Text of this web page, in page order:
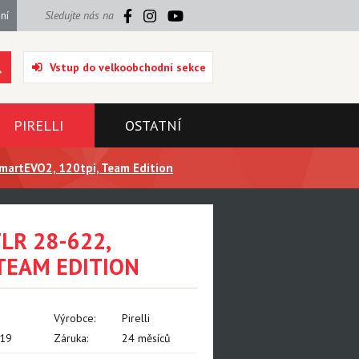
Sledujte nás na
Vstup do velkoobchodní sekce
PIRELLI OSTATNÍ
120tpi, Team Edition
28-622,
EDITION
Výrobce:
Pirelli
Záruka: 24 měsíců